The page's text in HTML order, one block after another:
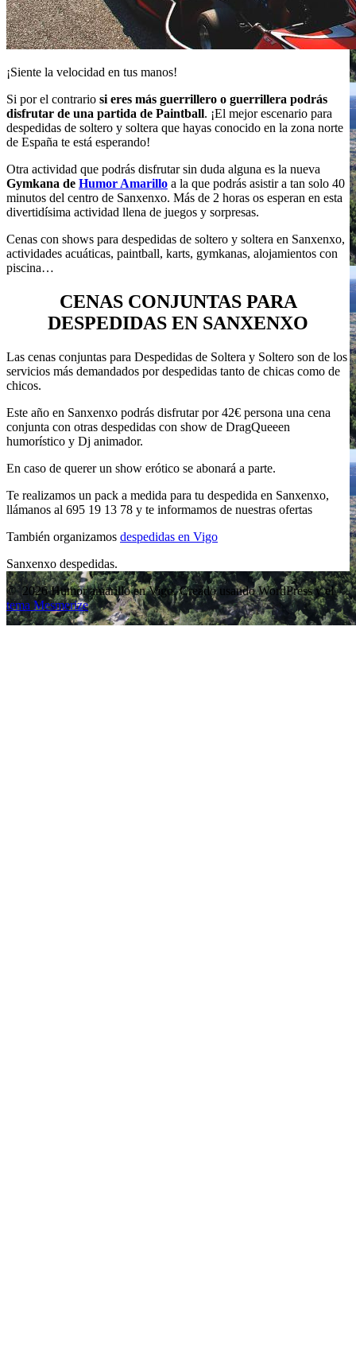
¡Siente la velocidad en tus manos!
Si por el contrario si eres más guerrillero o guerrillera podrás
disfrutar de una partida de Paintball. ¡El mejor escenario para
despedidas de soltero y soltera que hayas conocido en la zona norte
de España te está esperando!
Otra actividad que podrás disfrutar sin duda alguna es la nueva
Gymkana de Humor Amarillo a la que podrás asistir a tan solo 40
minutos del centro de Sanxenxo. Más de 2 horas os esperan en esta
divertidísima actividad llena de juegos y sorpresas.
Cenas con shows para despedidas de soltero y soltera en Sanxenxo,
actividades acuáticas, paintball, karts, gymkanas, alojamientos con
piscina…
CENAS CONJUNTAS PARA
DESPEDIDAS EN SANXENXO
Las cenas conjuntas para Despedidas de Soltera y Soltero son de los
servicios más demandados por despedidas tanto de chicas como de
chicos.
Este año en Sanxenxo podrás disfrutar por 42€ persona una cena
conjunta con otras despedidas con show de DragQueeen
humorístico y Dj animador.
En caso de querer un show erótico se abonará a parte.
Te realizamos un pack a medida para tu despedida en Sanxenxo,
llámanos al 695 19 13 78 y te informamos de nuestras ofertas
También organizamos despedidas en Vigo
Sanxenxo despedidas.
© 2026 Humor amarillo en Vigo. Creado usando WordPress y el
tema Mesmerize